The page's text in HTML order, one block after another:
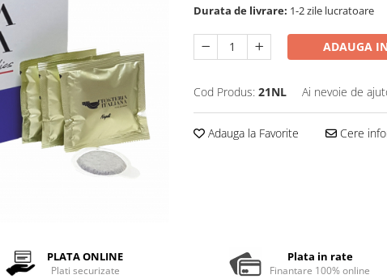
Durata de livrare: 1-2 zile lucratoare
ADAUGA
Cod Produs: 21NL Ai nevoie de
Adauga la Favorite Cere
PLATA ONLINE
Plati securizate
Plata in rate
Finantare 100% online